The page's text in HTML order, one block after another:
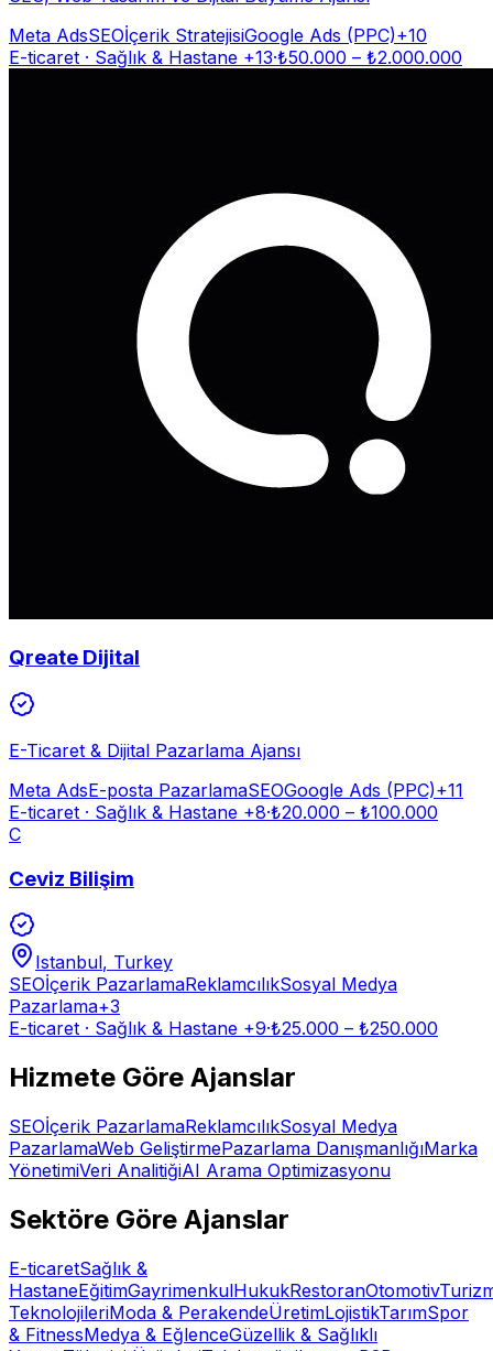
Meta AdsSEOİçerik StratejisiGoogle Ads (PPC)+10
E-ticaret · Sağlık & Hastane +13·₺50.000 – ₺2.000.000
Qreate Dijital
E-Ticaret & Dijital Pazarlama Ajansı
Meta AdsE-posta PazarlamaSEOGoogle Ads (PPC)+11
E-ticaret · Sağlık & Hastane +8·₺20.000 – ₺100.000
C
Ceviz Bilişim
Istanbul, Turkey
SEOİçerik PazarlamaReklamcılıkSosyal Medya
Pazarlama+3
E-ticaret · Sağlık & Hastane +9·₺25.000 – ₺250.000
Hizmete Göre Ajanslar
SEOİçerik PazarlamaReklamcılıkSosyal Medya
PazarlamaWeb GeliştirmePazarlama DanışmanlığıMarka
YönetimiVeri AnalitiğiAI Arama Optimizasyonu
Sektöre Göre Ajanslar
E-ticaretSağlık &
HastaneEğitimGayrimenkulHukukRestoranOtomotiv
TeknolojileriModa & PerakendeÜretimLojistikTarımSpor
& FitnessMedya & EğlenceGüzellik & Sağlıklı